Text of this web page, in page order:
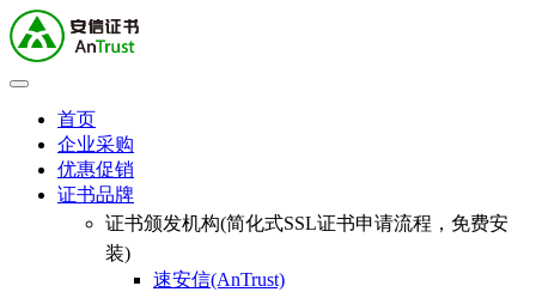
首页
企业采购
优惠促销
证书品牌
证书颁发机构(简化式SSL证书申请流程，免费安
装)
速安信(AnTrust)